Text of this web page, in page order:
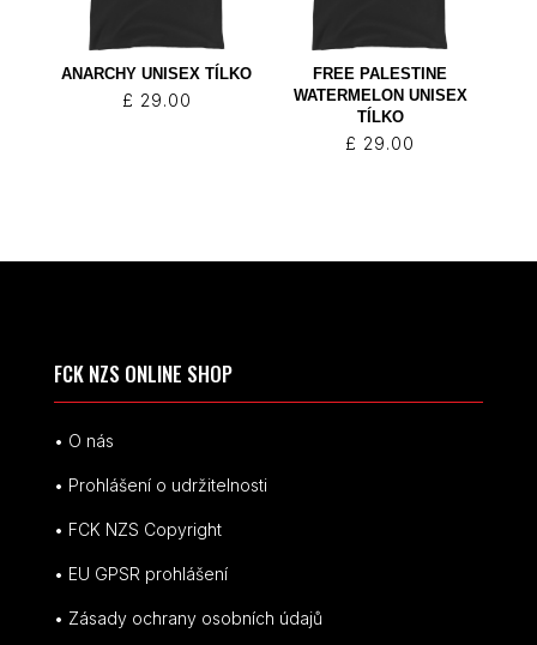
ANARCHY UNISEX TÍLKO
£ 29.00
FREE PALESTINE
WATERMELON UNISEX
TÍLKO
£ 29.00
FCK NZS ONLINE SHOP
• O nás
• Prohlášení o udržitelnosti
• FCK NZS Copyright
• EU GPSR prohlášení
• Zásady ochrany osobních údajů